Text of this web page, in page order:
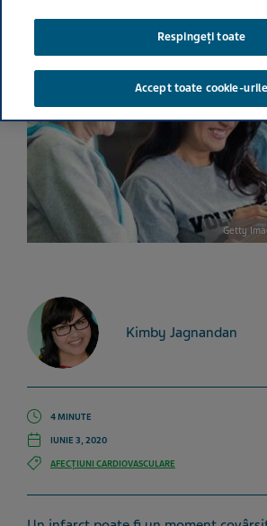
Getty
Kimby Jagnandan
4 MINUTE
IUNIE 3, 2020
AFECȚIUNI CARDIOVASCULARE
Respingeți toate
Accept toate cookie-urile